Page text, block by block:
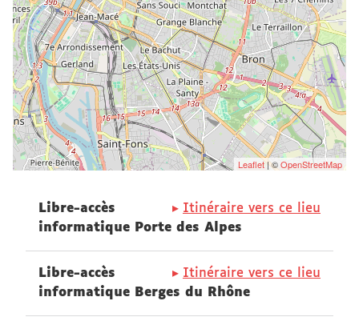
Leaflet| ©OpenStreetMap
Itinéraire vers ce lieu
Libre-accès
informatique Porte des Alpes
Itinéraire vers ce lieu
Libre-accès
informatique Berges du Rhône